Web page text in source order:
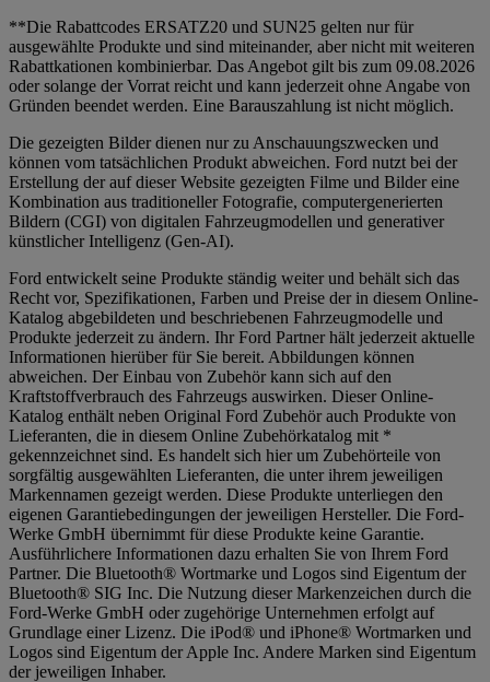
**Die Rabattcodes ERSATZ20 und SUN25 gelten nur für
ausgewählte Produkte und sind miteinander, aber nicht mit weiteren
Rabattkationen kombinierbar. Das Angebot gilt bis zum 09.08.2026
oder solange der Vorrat reicht und kann jederzeit ohne Angabe von
Gründen beendet werden. Eine Barauszahlung ist nicht möglich.
Die gezeigten Bilder dienen nur zu Anschauungszwecken und
können vom tatsächlichen Produkt abweichen. Ford nutzt bei der
Erstellung der auf dieser Website gezeigten Filme und Bilder eine
Kombination aus traditioneller Fotografie, computergenerierten
Bildern (CGI) von digitalen Fahrzeugmodellen und generativer
künstlicher Intelligenz (Gen-AI).
Ford entwickelt seine Produkte ständig weiter und behält sich das
Recht vor, Spezifikationen, Farben und Preise der in diesem Online-
Katalog abgebildeten und beschriebenen Fahrzeugmodelle und
Produkte jederzeit zu ändern. Ihr Ford Partner hält jederzeit aktuelle
Informationen hierüber für Sie bereit. Abbildungen können
abweichen. Der Einbau von Zubehör kann sich auf den
Kraftstoffverbrauch des Fahrzeugs auswirken. Dieser Online-
Katalog enthält neben Original Ford Zubehör auch Produkte von
Lieferanten, die in diesem Online Zubehörkatalog mit *
gekennzeichnet sind. Es handelt sich hier um Zubehörteile von
sorgfältig ausgewählten Lieferanten, die unter ihrem jeweiligen
Markennamen gezeigt werden. Diese Produkte unterliegen den
eigenen Garantiebedingungen der jeweiligen Hersteller. Die Ford-
Werke GmbH übernimmt für diese Produkte keine Garantie.
Ausführlichere Informationen dazu erhalten Sie von Ihrem Ford
Partner. Die Bluetooth® Wortmarke und Logos sind Eigentum der
Bluetooth® SIG Inc. Die Nutzung dieser Markenzeichen durch die
Ford-Werke GmbH oder zugehörige Unternehmen erfolgt auf
Grundlage einer Lizenz. Die iPod® und iPhone® Wortmarken und
Logos sind Eigentum der Apple Inc. Andere Marken sind Eigentum
der jeweiligen Inhaber.